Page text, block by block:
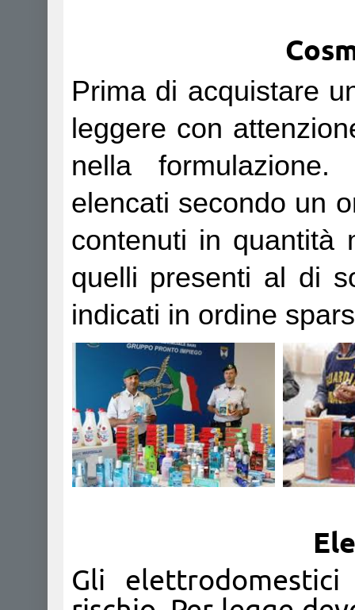
Prima di acquistare
leggere con
nella
elencati secondo un
contenuti in
quelli presenti al di
indicati in ordine
Gli